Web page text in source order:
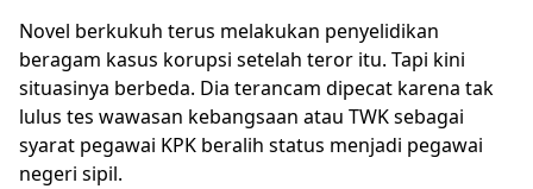
Novel berkukuh terus melakukan penyelidikan
beragam kasus korupsi setelah teror itu. Tapi kini
situasinya berbeda. Dia terancam dipecat karena tak
lulus tes wawasan kebangsaan atau TWKsebagai
syarat pegawai KPK beralih status menjadi pegawai
negeri sipil.